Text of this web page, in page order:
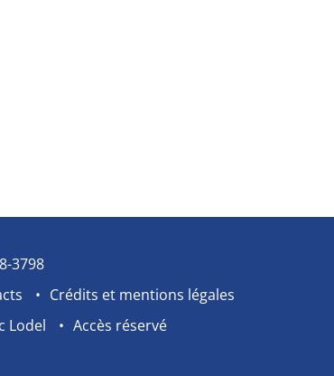
3798
Crédits et mentions légales
Lodel Accès réservé